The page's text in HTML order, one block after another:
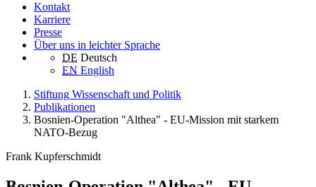
Kontakt
Karriere
Presse
Über uns in leichter Sprache
DE Deutsch
EN English
Stiftung Wissenschaft und Politik
Publikationen
Bosnien-Operation "Althea" - EU-Mission mit starkem
NATO-Bezug
Frank Kupferschmidt